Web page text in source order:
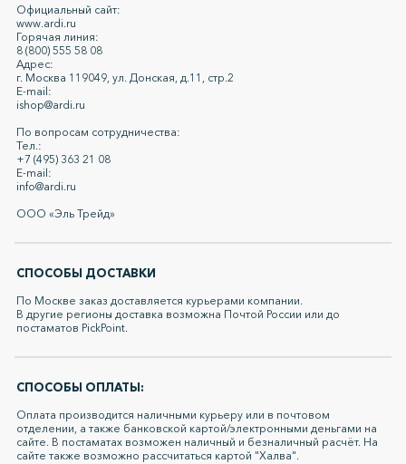
Официальный сайт:
www.ardi.ru
Горячая линия:
8 (800) 555 58 08
Адрес:
г. Москва 119049, ул. Донская, д.11, стр.2
E-mail:
ishop@ardi.ru
По вопросам сотрудничества:
Тел.:
+7 (495) 363 21 08
E-mail:
info@ardi.ru
ООО «Эль Трейд»
СПОСОБЫ ДОСТАВКИ
По Москве заказ доставляется курьерами компании.
В другие регионы доставка возможна Почтой России или до
постаматов PickPoint.
СПОСОБЫ ОПЛАТЫ:
Оплата производится наличными курьеру или в почтовом
отделении, а также банковской картой/электронными деньгами на
сайте. В постаматах возможен наличный и безналичный расчёт. На
сайте также возможно рассчитаться картой "Халва".